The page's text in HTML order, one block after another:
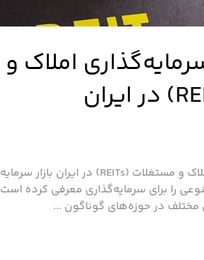
املاک و
صندوق‌های سرمایه‌گذاری املاک و مستغلات (REITs) در ایران بازار سرمایه
را برای سرمایه‌گذاری معرفی کرده است
مختلف در حوزه‌های گوناگون ...